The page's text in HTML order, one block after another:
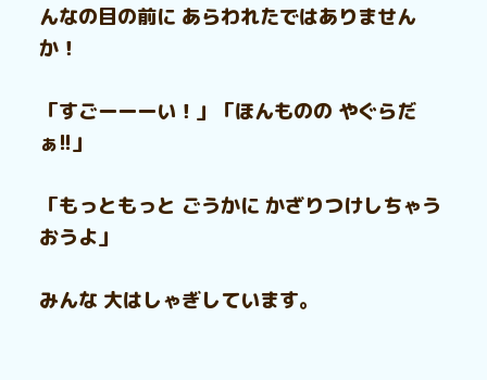
んなの目の前に あらわれたではありません
か！
「すごーーーい！」「ほんものの やぐらだ
ぁ!!」
「もっともっと ごうかに かざりつけしちゃう
おうよ」
みんな 大はしゃぎしています。